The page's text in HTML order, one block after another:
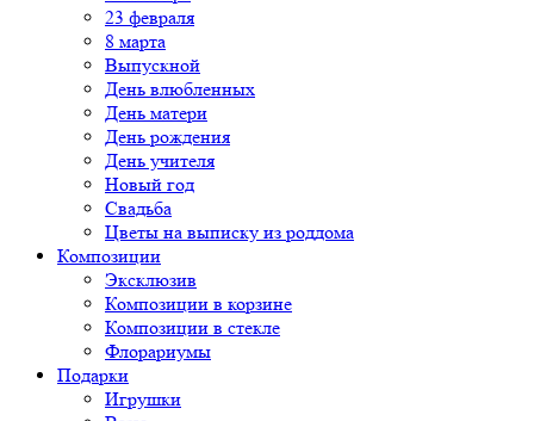
23 февраля
8 марта
Выпускной
День влюбленных
День матери
День рождения
День учителя
Новый год
Свадьба
Цветы на выписку из роддома
Композиции
Эксклюзив
Композиции в корзине
Композиции в стекле
Флорариумы
Подарки
Игрушки